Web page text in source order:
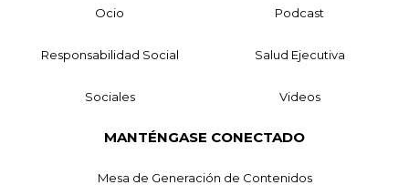
Ocio Podcast
Responsabilidad Social Salud Ejecutiva
Sociales Videos
MANTÉNGASE CONECTADO
Mesa de Generación de Contenidos